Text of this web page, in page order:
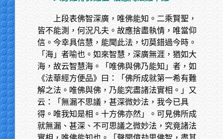
上段表佛智深廣，唯佛能知。二乘賢聖，
皆不能測，何況凡夫。故應捨盡執情，唯當仰
信。今幸具信慧，能聞此法，切莫錯過今時。
「海」者喻也。如來智慧，深廣無涯，猶如大
海，故云智慧海。「唯佛與佛乃能知」者，如
《法華經方便品》曰：「佛所成就第一希有難
解之法。唯佛與佛，乃能究盡諸法實相。」又
云：「無漏不思議，甚深微妙法，我今已具
得。唯我知是相。十方佛亦然」。可見佛所成
就無漏、甚深、不可思議之微妙法，究竟諸法